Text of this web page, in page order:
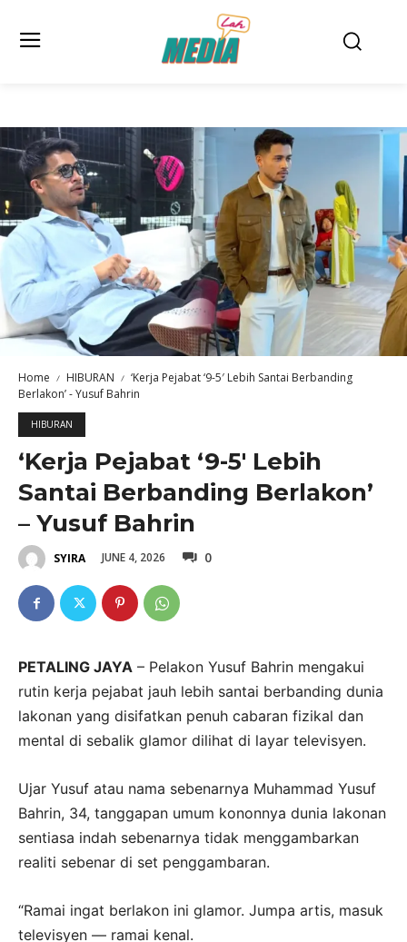
Home HIBURAN
‘Kerja Pejabat ‘9-5′ Lebih Santai Berbanding
Berlakon’ - Yusuf Bahrin
HIBURAN
‘Kerja Pejabat ‘9-5′ Lebih
Santai Berbanding Berlakon’
– Yusuf Bahrin
SYIRA JUNE 4, 2026 0
PETALING JAYA – Pelakon Yusuf Bahrin mengakui
rutin kerja pejabat jauh lebih santai berbanding dunia
lakonan yang disifatkan penuh cabaran fizikal dan
mental di sebalik glamor dilihat di layar televisyen.
Ujar Yusuf atau nama sebenarnya Muhammad Yusuf
Bahrin, 34, tanggapan umum kononnya dunia lakonan
sentiasa indah sebenarnya tidak menggambarkan
realiti sebenar di set penggambaran.
“Ramai ingat berlakon ini glamor. Jumpa artis, masuk
televisyen — ramai kenal.